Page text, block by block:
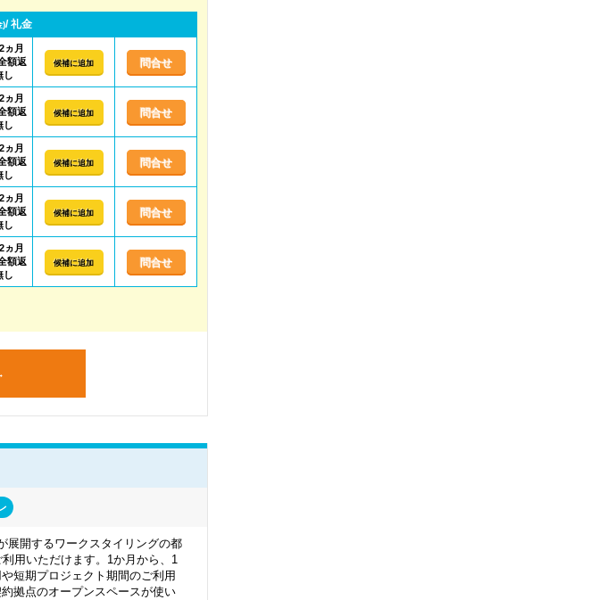
)/ 礼金
ヵ月
額返
し
候補に追加 問合せ
ヵ月
額返
し
候補に追加 問合せ
ヵ月
額返
し
候補に追加 問合せ
ヵ月
額返
し
候補に追加 問合せ
ヵ月
額返
し
候補に追加 問合せ
展開するワークスタイリングの都
用いただけます。1か月から、1
短期プロジェクト期間のご利用
拠点のオープンスペースが使い